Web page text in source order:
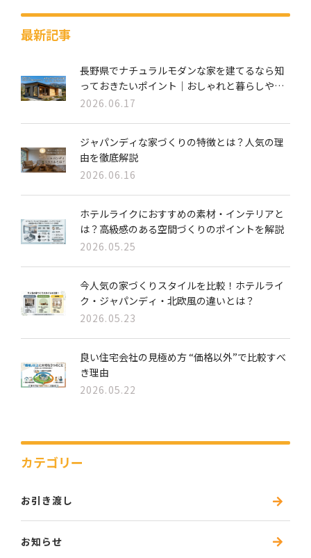
最新記事
長野県でナチュラルモダンな家を建てるなら知
っておきたいポイント｜おしゃれと暮らしやす
さを両立する家づくり
2026.06.17
ジャパンディな家づくりの特徴とは？人気の理
由を徹底解説
2026.06.16
ホテルライクにおすすめの素材・インテリアと
は？高級感のある空間づくりのポイントを解説
2026.05.25
今人気の家づくりスタイルを比較！ホテルライ
ク・ジャパンディ・北欧風の違いとは？
2026.05.23
良い住宅会社の見極め方 “価格以外”で比較すべ
き理由
2026.05.22
カテゴリー
お引き渡し
お知らせ